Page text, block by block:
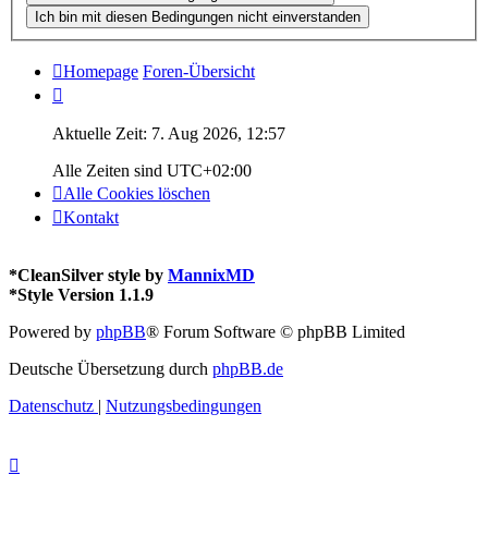
Homepage Foren-Übersicht
Aktuelle Zeit: 7. Aug 2026, 12:57
Alle Zeiten sind UTC+02:00
Alle Cookies löschen
Kontakt
*CleanSilver style by MannixMD
*Style Version 1.1.9
Powered by phpBB® Forum Software © phpBB Limited
Deutsche Übersetzung durch phpBB.de
Datenschutz | Nutzungsbedingungen